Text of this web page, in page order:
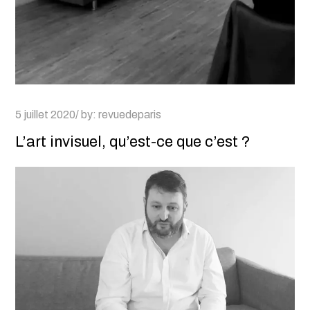
Posted
5 juillet 2020 by:revuedeparis
L’art invisuel, qu’est-ce que c’est ?